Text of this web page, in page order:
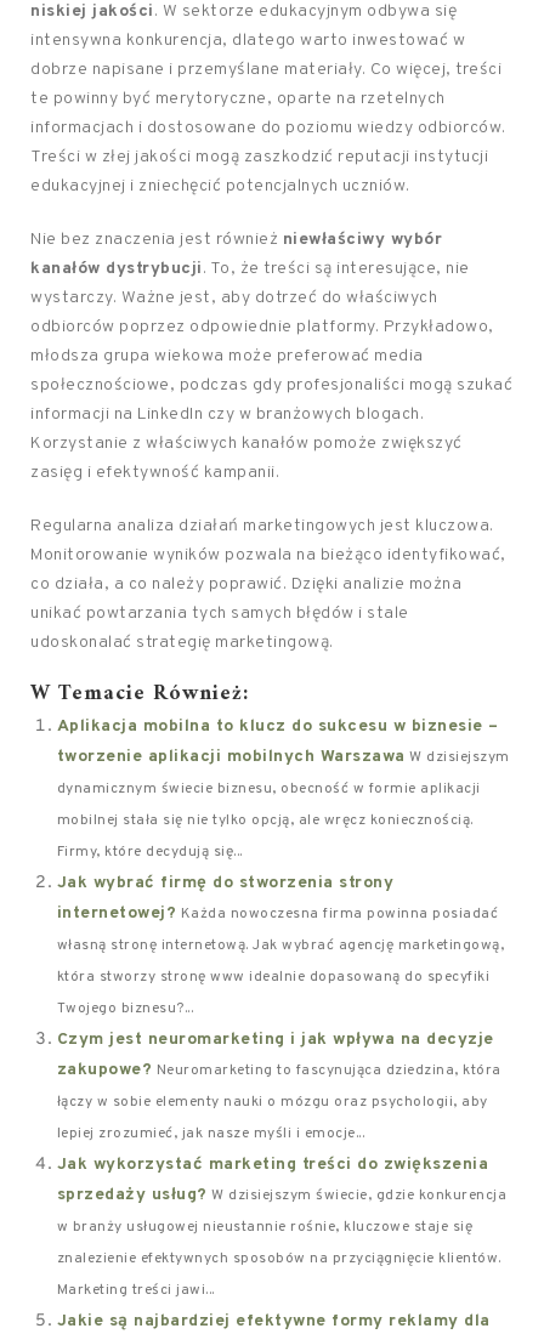
niskiej jakości. W sektorze edukacyjnym odbywa się
intensywna konkurencja, dlatego warto inwestować w
dobrze napisane i przemyślane materiały. Co więcej, treści
te powinny być merytoryczne, oparte na rzetelnych
informacjach i dostosowane do poziomu wiedzy odbiorców.
Treści w złej jakości mogą zaszkodzić reputacji instytucji
edukacyjnej i zniechęcić potencjalnych uczniów.
Nie bez znaczenia jest również niewłaściwy wybór
kanałów dystrybucji. To, że treści są interesujące, nie
wystarczy. Ważne jest, aby dotrzeć do właściwych
odbiorców poprzez odpowiednie platformy. Przykładowo,
młodsza grupa wiekowa może preferować media
społecznościowe, podczas gdy profesjonaliści mogą szukać
informacji na LinkedIn czy w branżowych blogach.
Korzystanie z właściwych kanałów pomoże zwiększyć
zasięg i efektywność kampanii.
Regularna analiza działań marketingowych jest kluczowa.
Monitorowanie wyników pozwala na bieżąco identyfikować,
co działa, a co należy poprawić. Dzięki analizie można
unikać powtarzania tych samych błędów i stale
udoskonalać strategię marketingową.
W Temacie Również:
Aplikacja mobilna to klucz do sukcesu w biznesie –
tworzenie aplikacji mobilnych Warszawa W dzisiejszym
dynamicznym świecie biznesu, obecność w formie aplikacji
mobilnej stała się nie tylko opcją, ale wręcz koniecznością.
Firmy, które decydują się...
Jak wybrać firmę do stworzenia strony
internetowej? Każda nowoczesna firma powinna posiadać
własną stronę internetową. Jak wybrać agencję marketingową,
która stworzy stronę www idealnie dopasowaną do specyfiki
Twojego biznesu?...
Czym jest neuromarketing i jak wpływa na decyzje
zakupowe? Neuromarketing to fascynująca dziedzina, która
łączy w sobie elementy nauki o mózgu oraz psychologii, aby
lepiej zrozumieć, jak nasze myśli i emocje...
Jak wykorzystać marketing treści do zwiększenia
sprzedaży usług? W dzisiejszym świecie, gdzie konkurencja
w branży usługowej nieustannie rośnie, kluczowe staje się
znalezienie efektywnych sposobów na przyciągnięcie klientów.
Marketing treści jawi...
Jakie są najbardziej efektywne formy reklamy dla